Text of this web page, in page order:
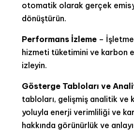
otomatik olarak gerçek
dönüştürün.
Performans İzleme–
hizmeti tüketimini ve karbon
izleyin.
Gösterge Tabloları ve
tabloları, gelişmiş analitik ve
yoluyla enerji verimliliği ve
hakkında görünürlük ve